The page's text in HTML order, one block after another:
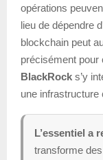
opérations
lieu de dépendre
blockchain peut
précisément
BlackRock s’y
une infrastructure
L’essentiel a
transforme